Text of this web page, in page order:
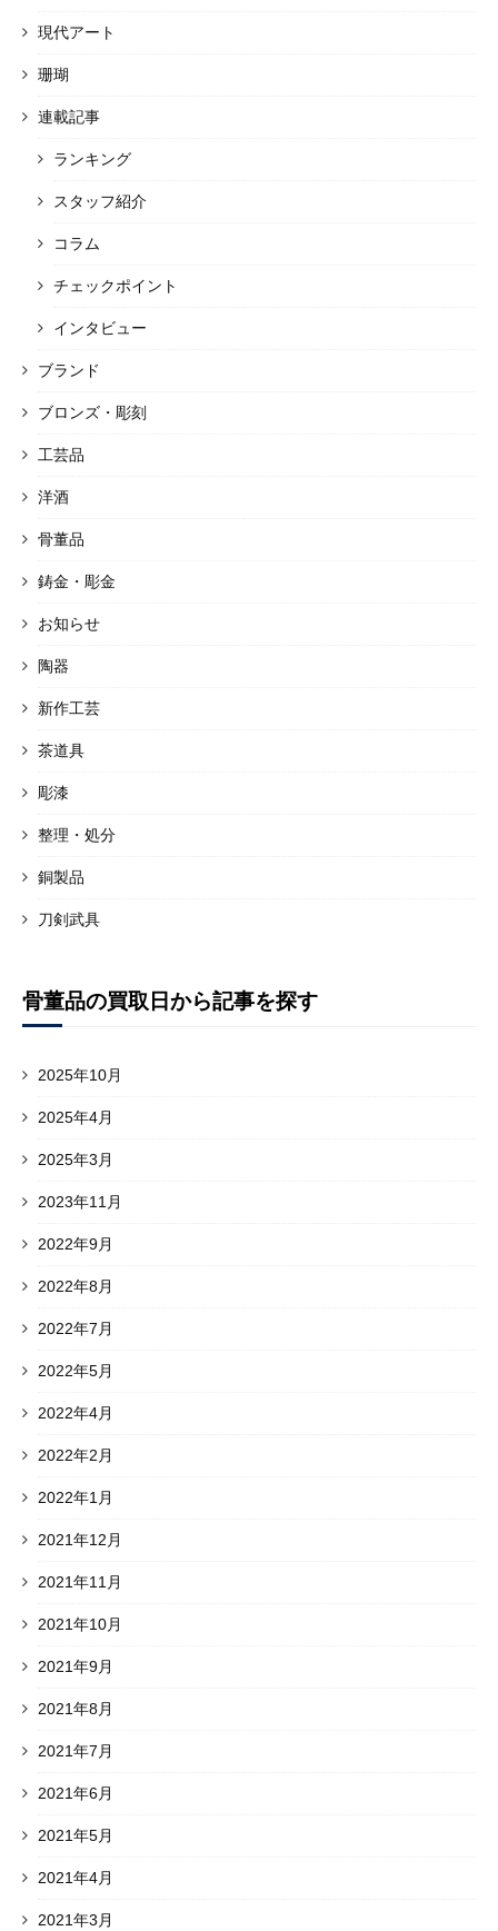
現代アート
珊瑚
連載記事
ランキング
スタッフ紹介
コラム
チェックポイント
インタビュー
ブランド
ブロンズ・彫刻
工芸品
洋酒
骨董品
鋳金・彫金
お知らせ
陶器
新作工芸
茶道具
彫漆
整理・処分
銅製品
刀剣武具
骨董品の買取日から記事を探す
2025年10月
2025年4月
2025年3月
2023年11月
2022年9月
2022年8月
2022年7月
2022年5月
2022年4月
2022年2月
2022年1月
2021年12月
2021年11月
2021年10月
2021年9月
2021年8月
2021年7月
2021年6月
2021年5月
2021年4月
2021年3月